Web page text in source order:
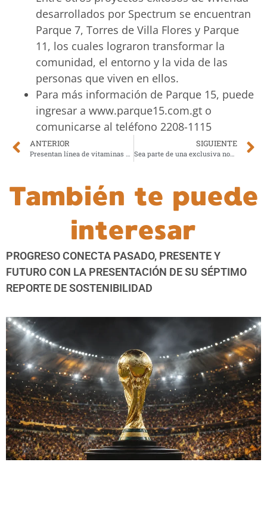
desarrollados por Spectrum se encuentran
Parque 7, Torres de Villa Flores y Parque
11, los cuales lograron transformar la
comunidad, el entorno y la vida de las
personas que viven en ellos.
Para más información de Parque 15, puede
ingresar a www.parque15.com.gt o
comunicarse al teléfono 2208-1115
ANTERIOR SIGUIENTE
Sea parte de una exclusiva noche de descuentos
También te puede
interesar
PROGRESO CONECTA PASADO, PRESENTE Y
FUTURO CON LA PRESENTACIÓN DE SU SÉPTIMO
REPORTE DE SOSTENIBILIDAD